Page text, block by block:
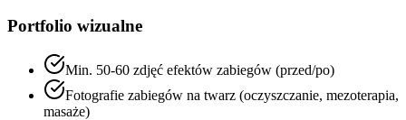
Portfolio wizualne
Min. 50-60 zdjęć efektów zabiegów (przed/po)
Fotografie zabiegów na twarz (oczyszczanie, mezoterapia,
masaże)